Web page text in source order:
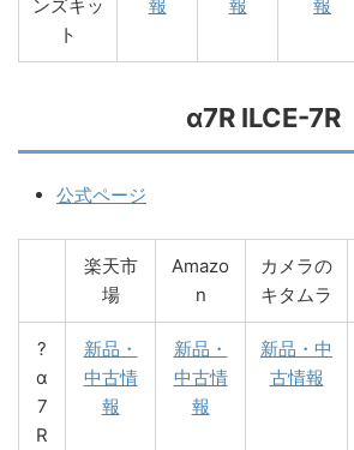
ンズキッ
ト
報
報
報
α7R ILCE-7R
公式ページ
楽天市
場
Amazo
n
カメラの
キタムラ
?
α
7
R
新品・
中古情
報
新品・
中古情
報
新品・中
古情報